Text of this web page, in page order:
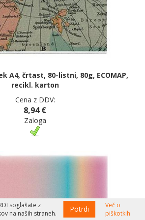
A4, črtast, 80-listni, 80g, ECOMAP,
recikl. karton
Cena z DDV:
8,94 €
Zaloga
soglašate z
na naših straneh.
Potrdi
Več o
piškotkih